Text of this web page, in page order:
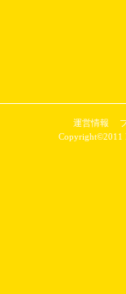
運営情報
Copyright©2011